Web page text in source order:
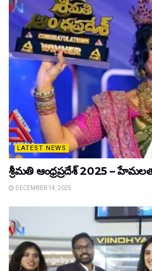
LATEST NEWS
శ్రీమతి ఆంధ్రప్రదేశ్ 2025 –
DECEMBER 14, 2025